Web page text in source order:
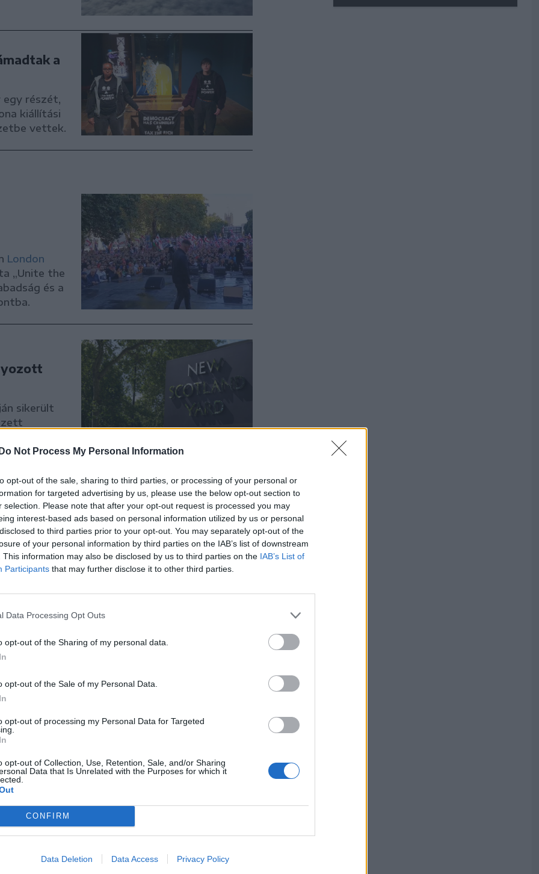
Do Not Process My Personal Information
opt-out of the sale, sharing to third parties, or processing of your personal or
for targeted advertising by us, please use the below opt-out section to
selection. Please note that after your opt-out request is processed you may
interest-based ads based on personal information utilized by us or personal
to third parties prior to your opt-out. You may separately opt-out of the
of your personal information by third parties on the IAB’s list of downstream
This information may also be disclosed by us to third parties on the IAB’s List of
Participants that may further disclose it to other third parties.
Data Processing Opt Outs
opt-out of the Sharing of my personal data.
opt-out of the Sale of my Personal Data.
opt-out of processing my Personal Data for Targeted
opt-out of Collection, Use, Retention, Sale, and/or Sharing
Data that Is Unrelated with the Purposes for which it
CONFIRM
Data Deletion Data Access Privacy Policy
a
egy részét,
kiállítási
vettek.
London
„Unite the
és a
sikerült
brit
tüntetőt
kórházba.